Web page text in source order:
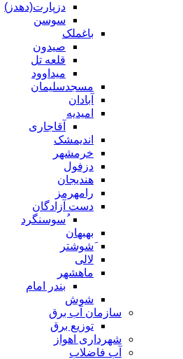
دزپارت(دهدز)
سوسن
باغملک
صیدون
قلعه تل
میداوود
مسجدسلیمان
آبادان
امیدیه
آقاجاری
اندیمشک
خرمشهر
دزفول
هندیجان
رامهرمز
دست آزادگان
ُسوسنگرد
بهبهان
َشوشتر
لالی
ماهشهر
بندر امام
شوش
سازمان آب برق
توزیع برق
شهرداری اهواز
آب فاضلاب